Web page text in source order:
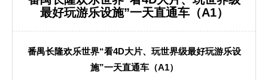
最好玩游乐设施”一天直通车（A1）
番禺长隆欢乐世界“看4D大片、玩世界级最好玩游乐设
施”一天直通车（A1）